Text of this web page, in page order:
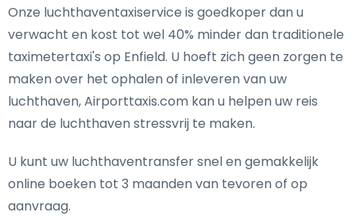
Onze luchthaventaxiservice is goedkoper dan u
verwacht en kost tot wel 40% minder dan traditionele
taximetertaxi's op Enfield. U hoeft zich geen zorgen te
maken over het ophalen of inleveren van uw
luchthaven, Airporttaxis.com kan u helpen uw reis
naar de luchthaven stressvrij te maken.
U kunt uw luchthaventransfer snel en gemakkelijk
online boeken tot 3 maanden van tevoren of op
aanvraag.